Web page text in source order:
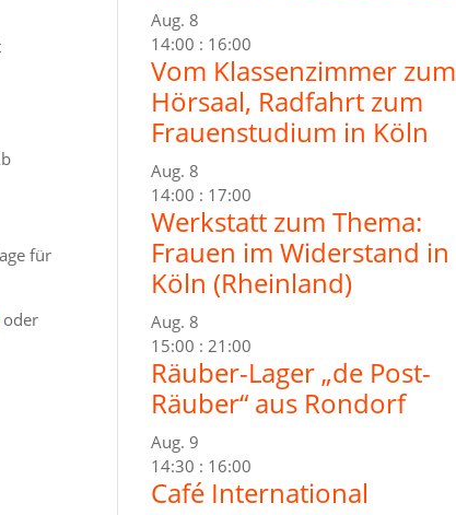
für
oder
Aug. 8
14:00 : 16:00
Vom Klassenzimmer zum
Hörsaal, Radfahrt zum
Frauenstudium in Köln
Aug. 8
14:00 : 17:00
Werkstatt zum Thema:
Frauen im Widerstand in
Köln (Rheinland)
Aug. 8
15:00 : 21:00
Räuber-Lager „de Post-
Räuber“ aus Rondorf
Aug. 9
14:30 : 16:00
Café International